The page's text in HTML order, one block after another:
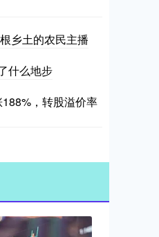
乡土的农民主播
什么地步
，转股溢价率